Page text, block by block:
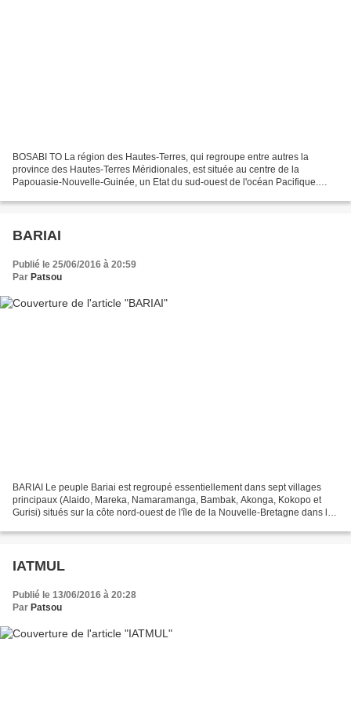
BOSABI TO La région des Hautes-Terres, qui regroupe entre autres la
province des Hautes-Terres Méridionales, est située au centre de la
Papouasie-Nouvelle-Guinée, un Etat du sud-ouest de l'océan Pacifique.
BARIAI
Publié le 25/06/2016 à 20:59
Par Patsou
BARIAI Le peuple Bariai est regroupé essentiellement dans sept villages
principaux (Alaido, Mareka, Namaramanga, Bambak, Akonga, Kokopo et
Gurisi) situés sur la côte nord-ouest de l'île de la Nouvelle-Bretagne dans la
IATMUL
Publié le 13/06/2016 à 20:28
Par Patsou